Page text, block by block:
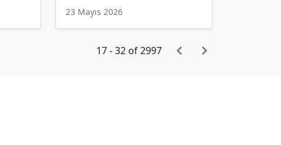
23 Mayıs 2026
17 - 32 of 2997